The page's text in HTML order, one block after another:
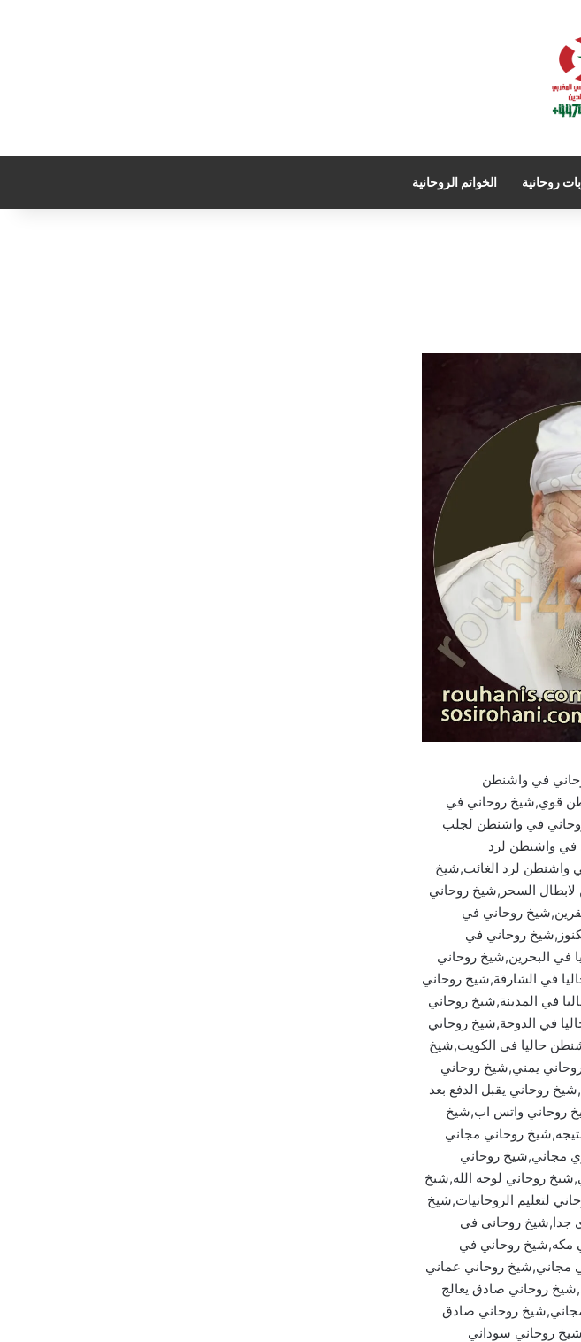
روحانية الخواتم الروحانية
في واشنطن
قوي,شيخ روحاني في
في واشنطن لجلب
في واشنطن لرد
واشنطن لرد الغائب,شيخ
السحر,شيخ روحاني
روحاني في
روحاني في
في البحرين,شيخ روحاني
في الشارقة,شيخ روحاني
في المدينة,شيخ روحاني
في الدوحة,شيخ روحاني
حاليا في الكويت,شيخ
يمني,شيخ روحاني
روحاني يقبل الدفع بعد
روحاني واتس اب,شيخ
روحاني مجاني
مجاني,شيخ روحاني
روحاني لوجه الله,شيخ
لتعليم الروحانيات,شيخ
جدا,شيخ روحاني في
مكه,شيخ روحاني في
مجاني,شيخ روحاني عماني
روحاني صادق يعالج
روحاني صادق
روحاني سوداني